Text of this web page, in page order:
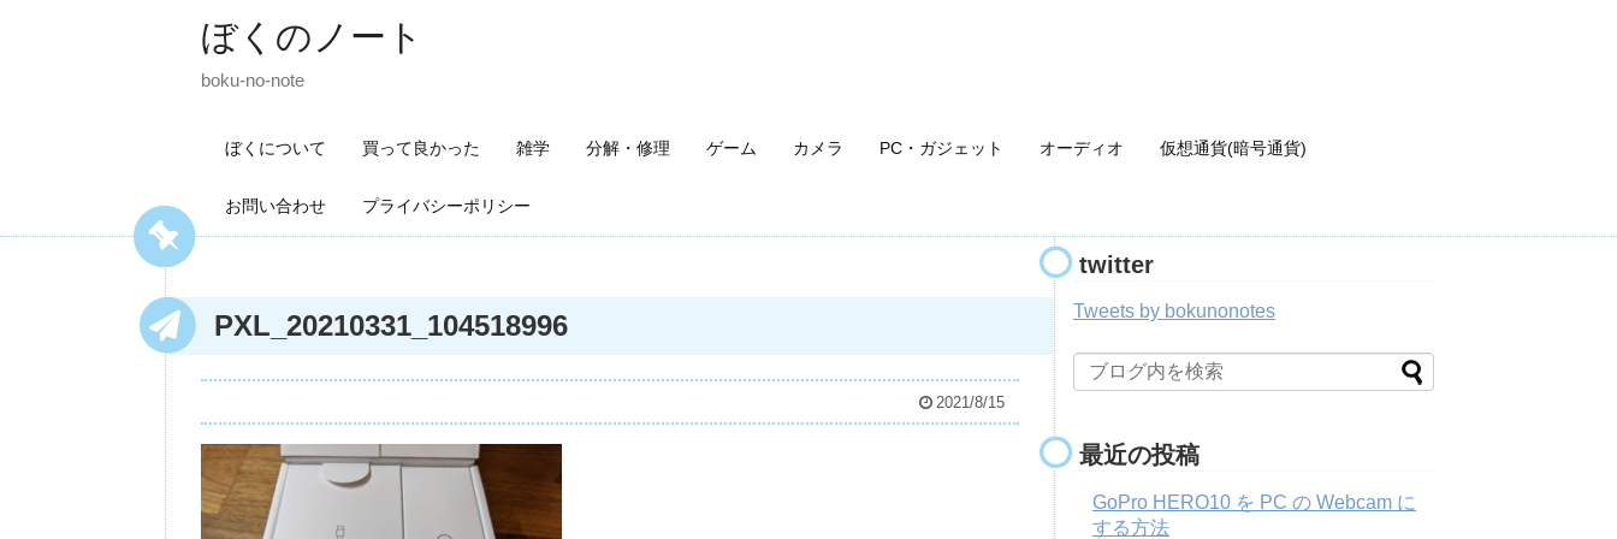
ぼくのノート
boku-no-note
ぼくについて 買って良かった 雑学 分解・修理 ゲーム カメラ PC・ガジェット オーディオ 仮想通貨(暗号通貨)
お問い合わせ プライバシーポリシー
PXL_20210331_104518996
2021/8/15
twitter
Tweets by bokunonotes
最近の投稿
GoPro HERO10 を PC の Webcam に
する方法